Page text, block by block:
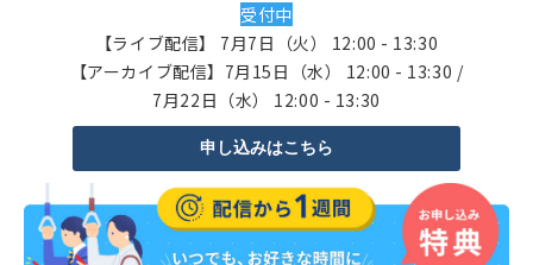
受付中
【ライブ配信】 7月7日（火） 12:00 - 13:30
【アーカイブ配信】7月15日（水） 12:00 - 13:30 /
7月22日（水） 12:00 - 13:30
申し込みはこちら